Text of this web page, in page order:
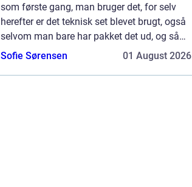
som første gang, man bruger det, for selv
herefter er det teknisk set blevet brugt, også
selvom man bare har pakket det ud, og så
kan man også sælge det som brugt og ik...
Sofie Sørensen 01 August 2026